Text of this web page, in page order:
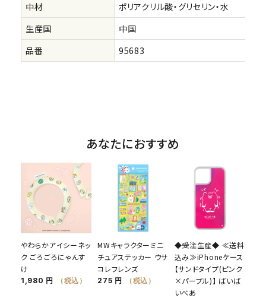
中材
ポリアクリル酸・グリセリン・水
生産国
中国
品番
95683
あなたにおすすめ
やわらかアイシーネッ
ク ごろごろにゃんす
け
1,980 円 （税込）
MWキャラクターミニ
チュアステッカー ウサ
コレフレンズ
275 円 （税込）
◆受注生産◆ ≪送料
込み≫iPhoneケース
【サンドタイプ(ピンク
×パープル)】 ばいば
いべあ